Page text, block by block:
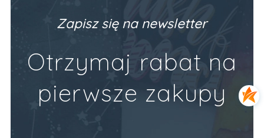
Zapisz się na newsletter
Otrzymaj rabat na
pierwsze zakupy